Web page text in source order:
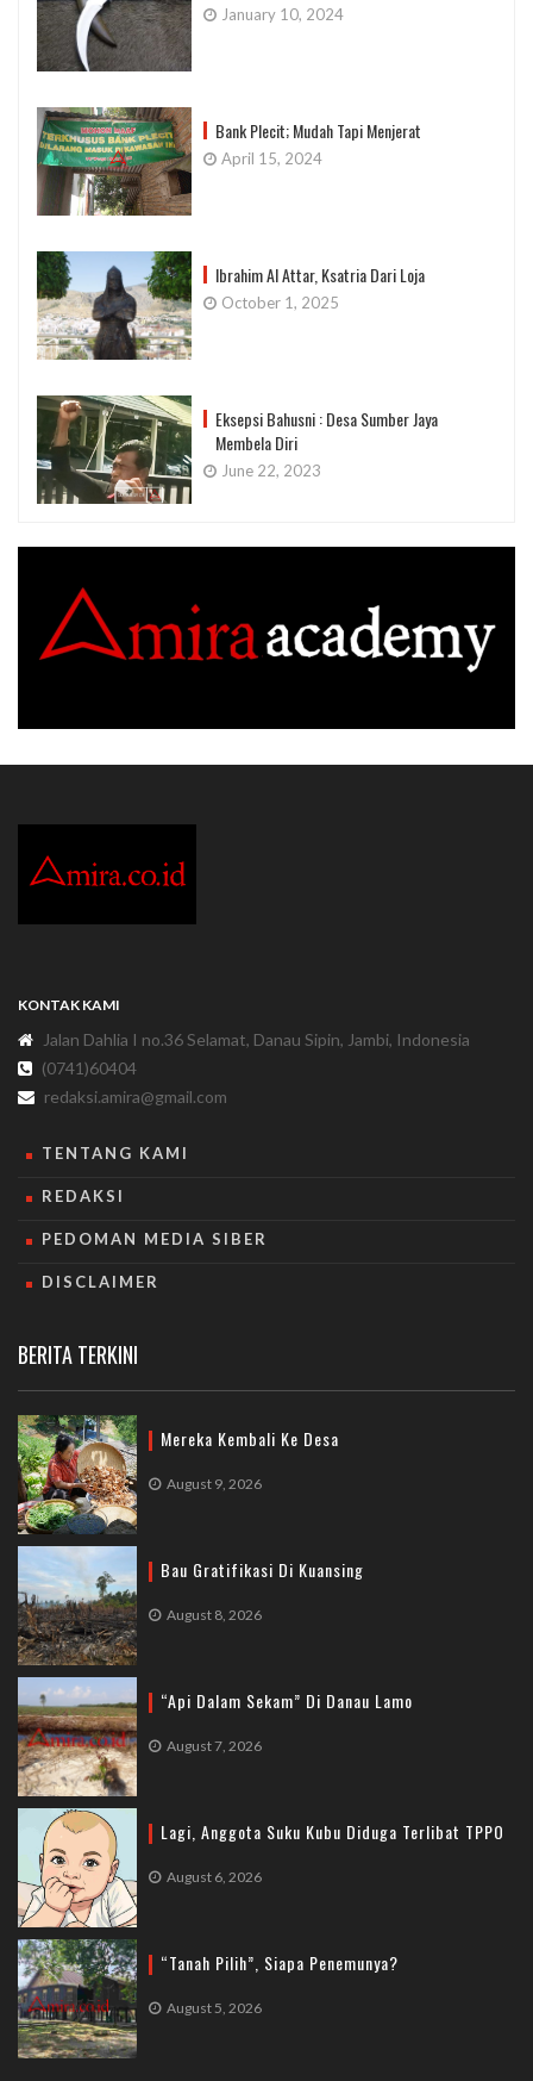
January 10, 2024
Bank Plecit; Mudah Tapi Menjerat
April 15, 2024
Ibrahim Al Attar, Ksatria Dari Loja
October 1, 2025
Eksepsi Bahusni : Desa Sumber Jaya
Membela Diri
June 22, 2023
KONTAK KAMI
Jalan Dahlia I no.36 Selamat, Danau Sipin, Jambi, Indonesia
(0741)60404
redaksi.amira@gmail.com
TENTANG KAMI
REDAKSI
PEDOMAN MEDIA SIBER
DISCLAIMER
BERITA TERKINI
Mereka Kembali Ke Desa
August 9, 2026
Bau Gratifikasi Di Kuansing
August 8, 2026
“Api Dalam Sekam” Di Danau Lamo
August 7, 2026
Lagi, Anggota Suku Kubu Diduga Terlibat TPPO
August 6, 2026
“Tanah Pilih”, Siapa Penemunya?
August 5, 2026